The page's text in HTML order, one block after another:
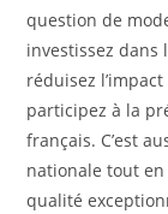
question de
investissez dans
réduisez
participez à la
français. C’est
nationale tout
qualité